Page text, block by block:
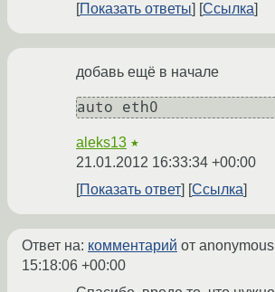
Показать ответы
Ссылка
добавь ещё в начале
auto eth0
aleks13 ★
21.01.2012 16:33:34 +00:00
Показать ответ
Ссылка
Ответ на: комментарий от anonymous
15:18:06 +00:00